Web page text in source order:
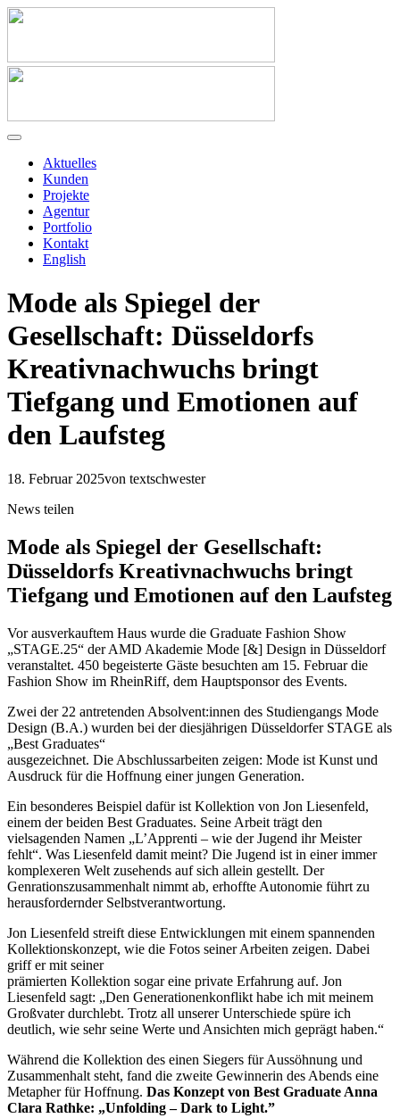
Aktuelles
Kunden
Projekte
Agentur
Portfolio
Kontakt
English
Mode als Spiegel der
Gesellschaft: Düsseldorfs
Kreativnachwuchs bringt
Tiefgang und Emotionen auf
den Laufsteg
18. Februar 2025von textschwester
News teilen
Mode als Spiegel der Gesellschaft:
Düsseldorfs Kreativnachwuchs bringt
Tiefgang und Emotionen auf den Laufsteg
Vor ausverkauftem Haus wurde die Graduate Fashion Show
„STAGE.25“ der AMD Akademie Mode [&] Design in Düsseldorf
veranstaltet. 450 begeisterte Gäste besuchten am 15. Februar die
Fashion Show im RheinRiff, dem Hauptsponsor des Events.
Zwei der 22 antretenden Absolvent:innen des Studiengangs Mode
Design (B.A.) wurden bei der diesjährigen Düsseldorfer STAGE als
„Best Graduates“
ausgezeichnet. Die Abschlussarbeiten zeigen: Mode ist Kunst und
Ausdruck für die Hoffnung einer jungen Generation.
Ein besonderes Beispiel dafür ist Kollektion von Jon Liesenfeld,
einem der beiden Best Graduates. Seine Arbeit trägt den
vielsagenden Namen „L’Apprenti – wie der Jugend ihr Meister
fehlt“. Was Liesenfeld damit meint? Die Jugend ist in einer immer
komplexeren Welt zusehends auf sich allein gestellt. Der
Genrationszusammenhalt nimmt ab, erhoffte Autonomie führt zu
herausfordernder Selbstverantwortung.
Jon Liesenfeld streift diese Entwicklungen mit einem spannenden
Kollektionskonzept, wie die Fotos seiner Arbeiten zeigen. Dabei
griff er mit seiner
prämierten Kollektion sogar eine private Erfahrung auf. Jon
Liesenfeld sagt: „Den Generationenkonflikt habe ich mit meinem
Großvater durchlebt. Trotz all unserer Unterschiede spüre ich
deutlich, wie sehr seine Werte und Ansichten mich geprägt haben.“
Während die Kollektion des einen Siegers für Aussöhnung und
Zusammenhalt steht, fand die zweite Gewinnerin des Abends eine
Metapher für Hoffnung. Das Konzept von Best Graduate Anna
Clara Rathke: „Unfolding – Dark to Light.”